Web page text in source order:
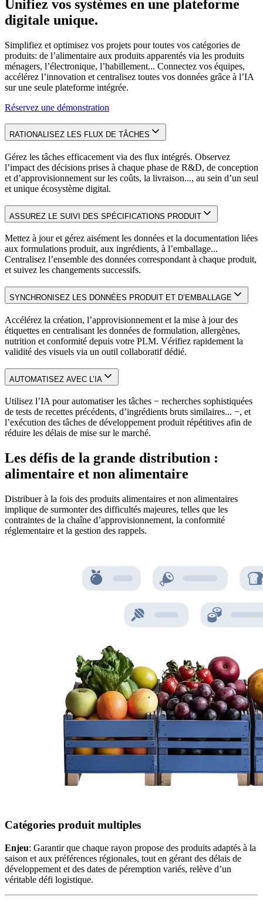
Unifiez vos systèmes en une plateforme
digitale unique.
Simplifiez et optimisez vos projets pour toutes vos catégories de
produits: de l’alimentaire aux produits apparentés via les produits
ménagers, l’électronique, l’habillement... Connectez vos équipes,
accélérez l’innovation et centralisez toutes vos données grâce à l’IA
sur une seule plateforme intégrée.
Réservez une démonstration
RATIONALISEZ LES FLUX DE TÂCHES
Gérez les tâches efficacement via des flux intégrés. Observez
l’impact des décisions prises à chaque phase de R&D, de conception
et d’approvisionnement sur les coûts, la livraison..., au sein d’un seul
et unique écosystème digital.
ASSUREZ LE SUIVI DES SPÉCIFICATIONS PRODUIT
Mettez à jour et gérez aisément les données et la documentation liées
aux formulations produit, aux ingrédients, à l’emballage...
Centralisez l’ensemble des données correspondant à chaque produit,
et suivez les changements successifs.
SYNCHRONISEZ LES DONNÉES PRODUIT ET D’EMBALLAGE
Accélérez la création, l’approvisionnement et la mise à jour des
étiquettes en centralisant les données de formulation, allergènes,
nutrition et conformité depuis votre PLM. Vérifiez rapidement la
validité des visuels via un outil collaboratif dédié.
AUTOMATISEZ AVEC L’IA
Utilisez l’IA pour automatiser les tâches − recherches sophistiquées
de tests de recettes précédents, d’ingrédients bruts similaires... −, et
l’exécution des tâches de développement produit répétitives afin de
réduire les délais de mise sur le marché.
Les défis de la grande distribution :
alimentaire et non alimentaire
Distribuer à la fois des produits alimentaires et non alimentaires
implique de surmonter des difficultés majeures, telles que les
contraintes de la chaîne d’approvisionnement, la conformité
réglementaire et la gestion des rappels.
Catégories produit multiples
Enjeu: Garantir que chaque rayon propose des produits adaptés à la
saison et aux préférences régionales, tout en gérant des délais de
développement et des dates de péremption variés, relève d’un
véritable défi logistique.